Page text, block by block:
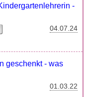
-
04.07.24
geschenkt - was
01.03.22